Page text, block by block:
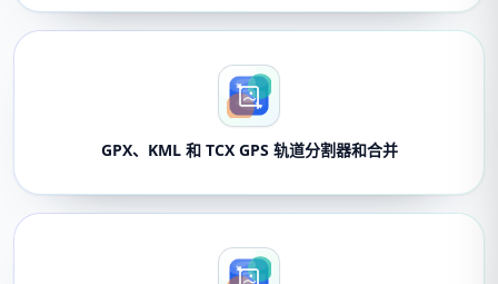
GPX、KML 和 TCX GPS 轨道分割器和合并